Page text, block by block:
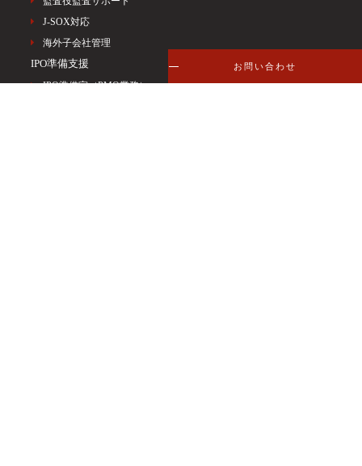
お問い合わせ
J-SOX対応
海外子会社管理
IPO準備支援
IPO準備室（PMO業務）